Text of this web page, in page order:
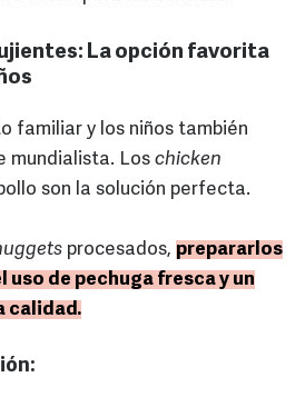
La opción favorita
familiar y los niños también
mundialista. Los chicken
son la solución perfecta.
procesados, prepararlos
uso de pechuga fresca y un
calidad.